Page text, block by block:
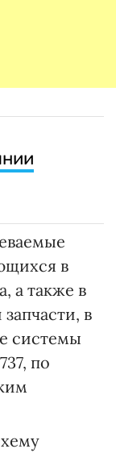
в
а также в
в
системы
по